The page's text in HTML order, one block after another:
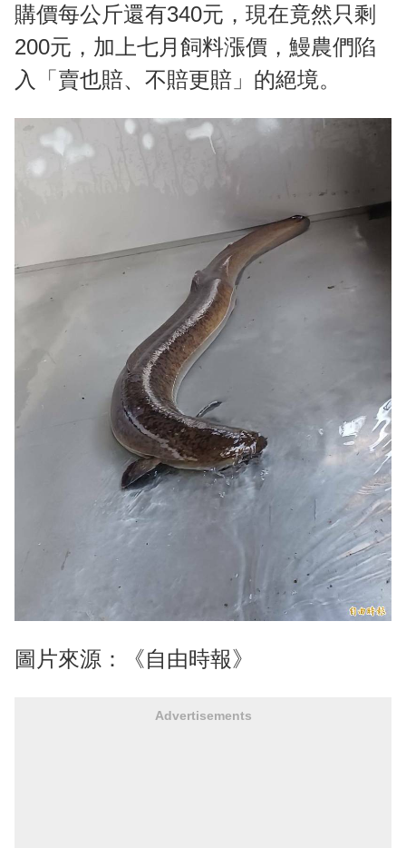
購價每公斤還有340元，現在竟然只剩
200元，加上七月飼料漲價，鰻農們陷
入「賣也賠、不賠更賠」的絕境。
圖片來源：《自由時報》
Advertisements